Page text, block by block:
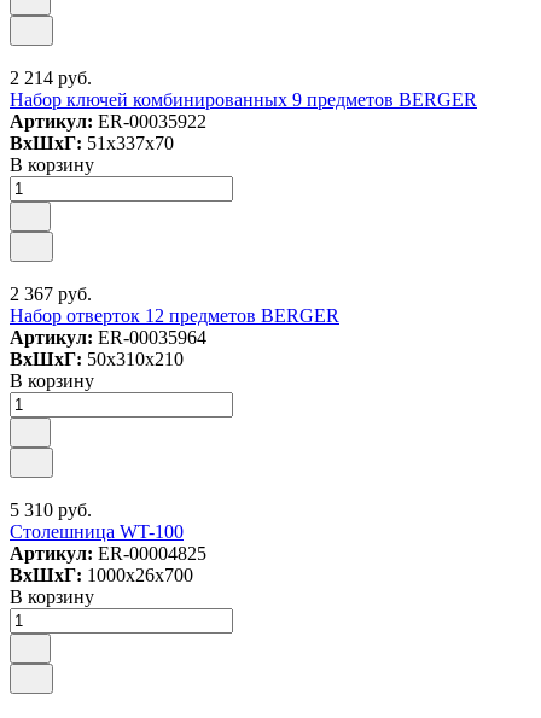
2 214 руб.
Набор ключей комбинированных 9 предметов BERGER
Артикул: ER-00035922
ВxШxГ: 51x337x70
В корзину
2 367 руб.
Набор отверток 12 предметов BERGER
Артикул: ER-00035964
ВxШxГ: 50x310x210
В корзину
5 310 руб.
Столешница WT-100
Артикул: ER-00004825
ВxШxГ: 1000x26x700
В корзину